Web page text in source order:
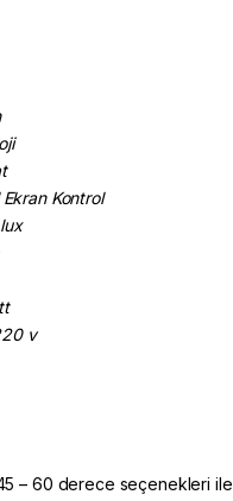
Kontrol
v
– 60 derece seçenekleri ile